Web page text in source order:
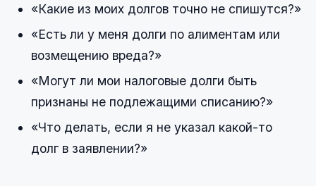
«Какие из моих долгов точно не спишутся?»
«Есть ли у меня долги по алиментам или
возмещению вреда?»
«Могут ли мои налоговые долги быть
признаны не подлежащими списанию?»
«Что делать, если я не указал какой-то
долг в заявлении?»